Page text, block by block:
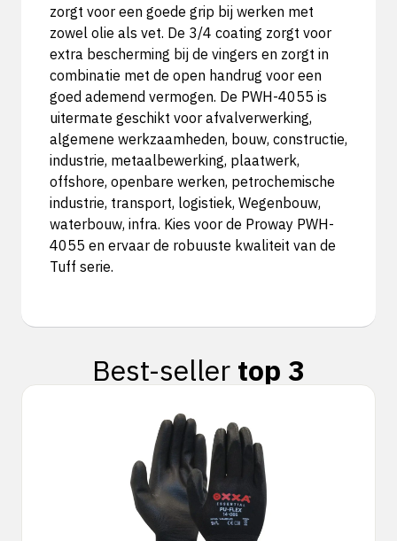
zorgt voor een goede grip bij werken met
zowel olie als vet. De 3/4 coating zorgt voor
extra bescherming bij de vingers en zorgt in
combinatie met de open handrug voor een
goed ademend vermogen. De PWH-4055 is
uitermate geschikt voor afvalverwerking,
algemene werkzaamheden, bouw, constructie,
industrie, metaalbewerking, plaatwerk,
offshore, openbare werken, petrochemische
industrie, transport, logistiek, Wegenbouw,
waterbouw, infra. Kies voor de Proway PWH-
4055 en ervaar de robuuste kwaliteit van de
Tuff serie.
Best-seller top 3